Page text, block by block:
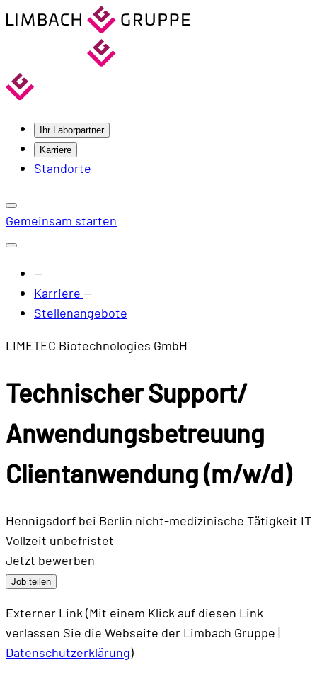
Ihr Laborpartner
Karriere
Standorte
Gemeinsam starten
—
Karriere —
Stellenangebote
LIMETEC Biotechnologies GmbH
Technischer Support/
Anwendungsbetreuung
Clientanwendung (m/w/d)
Hennigsdorf bei Berlin nicht-medizinische Tätigkeit IT
Vollzeit unbefristet
Jetzt bewerben
Job teilen
Externer Link (Mit einem Klick auf diesen Link
verlassen Sie die Webseite der Limbach Gruppe |
Datenschutzerklärung)